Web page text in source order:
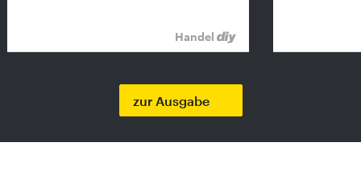
Handel
zur Ausgabe